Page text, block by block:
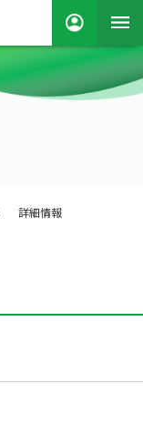
詳細情報